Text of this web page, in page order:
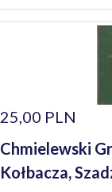
25,00 PLN
Chmielewski
Kołbacza,